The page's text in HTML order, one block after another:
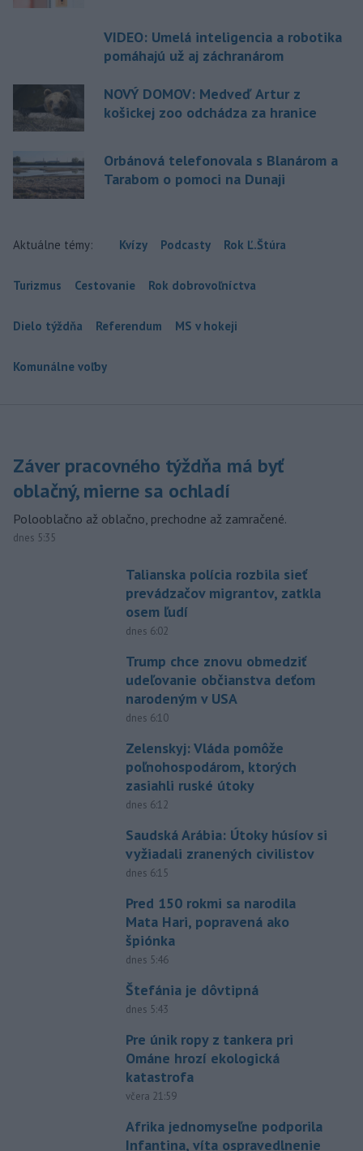
VIDEO: Umelá inteligencia a robotika
pomáhajú už aj záchranárom
NOVÝ DOMOV: Medveď Artur z
košickej zoo odchádza za hranice
Orbánová telefonovala s Blanárom a
Tarabom o pomoci na Dunaji
Aktuálne témy: Kvízy Podcasty Rok Ľ.Štúra
Turizmus Cestovanie Rok dobrovoľníctva
Dielo týždňa Referendum MS v hokeji
Komunálne voľby
Záver pracovného týždňa má byť
oblačný, mierne sa ochladí
Polooblačno až oblačno, prechodne až zamračené.
dnes 5:35
Talianska polícia rozbila sieť
prevádzačov migrantov, zatkla
osem ľudí
dnes 6:02
Trump chce znovu obmedziť
udeľovanie občianstva deťom
narodeným v USA
dnes 6:10
Zelenskyj: Vláda pomôže
poľnohospodárom, ktorých
zasiahli ruské útoky
dnes 6:12
Saudská Arábia: Útoky húsíov si
vyžiadali zranených civilistov
dnes 6:15
Pred 150 rokmi sa narodila
Mata Hari, popravená ako
špiónka
dnes 5:46
Štefánia je dôvtipná
dnes 5:43
Pre únik ropy z tankera pri
Ománe hrozí ekologická
katastrofa
včera 21:59
Afrika jednomyseľne podporila
Infantina, víta ospravedlnenie